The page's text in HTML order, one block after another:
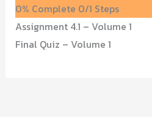
0% Complete 0/1 Steps
Assignment 4.1 – Volume 1
Final Quiz – Volume 1